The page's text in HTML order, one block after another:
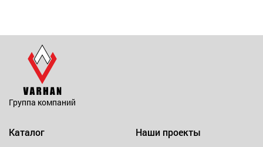
Группа компаний
Каталог
Наши проекты